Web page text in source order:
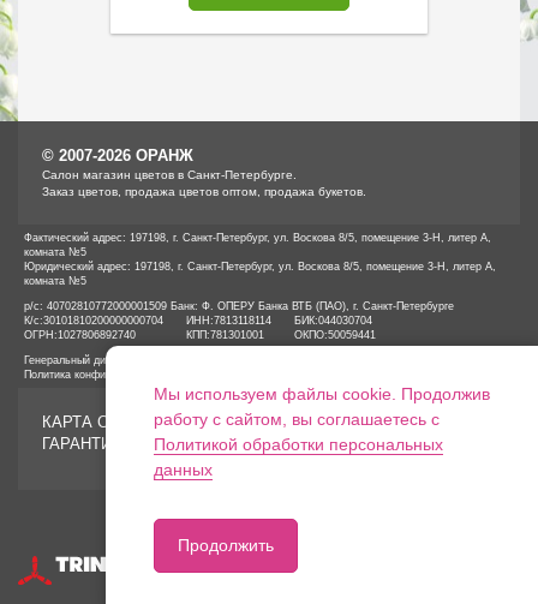
© 2007-2026 ОРАНЖ
Cалон магазин цветов в Санкт-Петербурге.
Заказ цветов, продажа цветов оптом, продажа букетов.
Фактический адрес: 197198, г. Санкт-Петербург, ул. Воскова 8/5, помещение 3-Н, литер А,
комната №5
Юридический адрес: 197198, г. Санкт-Петербург, ул. Воскова 8/5, помещение 3-Н, литер А,
комната №5
р/с: 40702810772000001509 Банк: Ф. ОПЕРУ Банка ВТБ (ПАО), г. Санкт-Петербурге
К/с:30101810200000000704 ИНН:7813118114 БИК:044030704
ОГРН: 1027806892740 КПП:781301001 ОКПО:50059441
Генеральный директор ООО «ОРАНЖ» Иванов А.Е.
Политика конфиденциальности
КАРТА САЙТА
ГАРАНТИИ
Мы используем файлы cookie. Продолжив
работу с сайтом, вы соглашаетесь с
Политикой обработки персональных
данных
Продолжить